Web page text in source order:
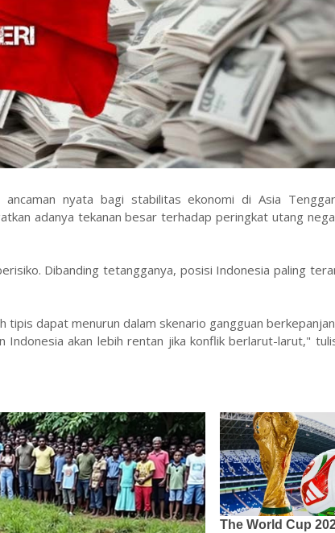
nyata bagi stabilitas ekonomi di Asia
adanya tekanan besar terhadap peringkat utang
Dibanding tetangganya, posisi Indonesia paling
dapat menurun dalam skenario gangguan
Indonesia akan lebih rentan jika konflik berlarut-larut,"